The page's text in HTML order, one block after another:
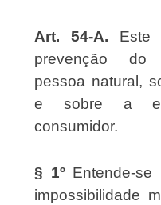
Art. 54-A. Este
prevenção do
pessoa natural,
e sobre a
consumidor.
§ 1ºEntende-se
impossibilidade